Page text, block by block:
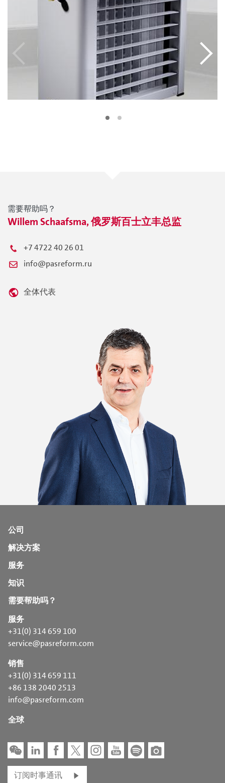
需要帮助吗？
Willem Schaafsma, 俄罗斯百士立丰总监
+7 4722 40 26 01
info@pasreform.ru
全体代表
公司
解决方案
服务
知识
需要帮助吗？
服务
+31(0) 314 659 100
service@pasreform.com
销售
+31(0) 314 659 111
+86 138 2040 2513
info@pasreform.com
全球
订阅时事通讯